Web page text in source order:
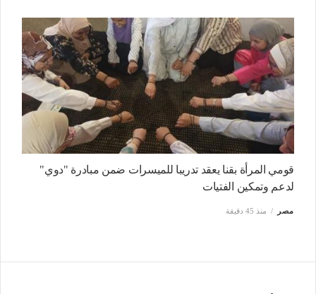
قومي المرأة بقنا يعقد تدريبا للميسرات ضمن مبادرة "دوي"
لدعم وتمكين الفتيات
مصر منذ 45 دقيقة